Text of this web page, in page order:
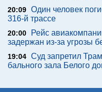
20:09 Один человек
316-й трассе
20:00
Рейс
задержан из-за угрозы
19:04 Суд запретил
бального зала Белого